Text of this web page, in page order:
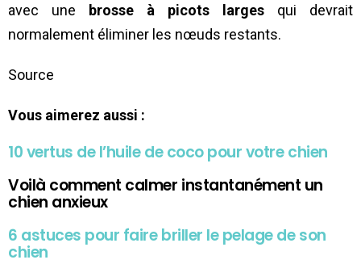
avec une brosse à picots larges qui devrait
normalement éliminer les nœuds restants.
Source
Vous aimerez aussi :
10 vertus de l’huile de coco pour votre chien
Voilà comment calmer instantanément un
chien anxieux
6 astuces pour faire briller le pelage de son
chien